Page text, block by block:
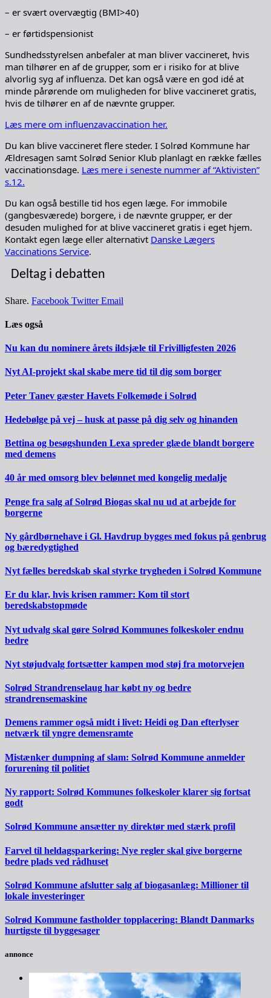
– er svært overvægtig (BMI>40)
– er førtidspensionist
Sundhedsstyrelsen anbefaler at man bliver vaccineret, hvis
man tilhører en af de grupper, som er i risiko for at blive
alvorlig syg af influenza. Det kan også være en god idé at
minde pårørende om muligheden for blive vaccineret gratis,
hvis de tilhører en af de nævnte grupper.
Læs mere om influenzavaccination her.
Du kan blive vaccineret flere steder. I Solrød Kommune har
Ældresagen samt Solrød Senior Klub planlagt en række fælles
vaccinationsdage. Læs mere i seneste nummer af “Aktivisten”
s.12.
Du kan også bestille tid hos egen læge. For immobile
(gangbesværede) borgere, i de nævnte grupper, er der
desuden mulighed for at blive vaccineret gratis i eget hjem.
Kontakt egen læge eller alternativt Danske Lægers
Vaccinations Service.
Deltag i debatten
Share. Facebook Twitter Email
Læs også
Nu kan du nominere årets ildsjæle til Frivilligfesten 2026
Nyt AI-projekt skal skabe mere tid til dig som borger
Peter Tanev gæster Havets Folkemøde i Solrød
Hedebølge på vej – husk at passe på dig selv og hinanden
Bettina og besøgshunden Lexa spreder glæde blandt borgere
med demens
40 år med omsorg blev belønnet med kongelig medalje
Penge fra salg af Solrød Biogas skal nu ud at arbejde for
borgerne
Ny gårdbørnehave i Gl. Havdrup bygges med fokus på genbrug
og bæredygtighed
Nyt fælles beredskab skal styrke trygheden i Solrød Kommune
Er du klar, hvis krisen rammer: Kom til stort
beredskabstopmøde
Nyt udvalg skal gøre Solrød Kommunes folkeskoler endnu
bedre
Nyt støjudvalg fortsætter kampen mod støj fra motorvejen
Solrød Strandrenselaug har købt ny og bedre
strandrensemaskine
Demens rammer også midt i livet: Heidi og Dan efterlyser
netværk til yngre demensramte
Mistænker dumpning af slam: Solrød Kommune anmelder
forurening til politiet
Ny rapport: Solrød Kommunes folkeskoler klarer sig fortsat
godt
Solrød Kommune ansætter ny direktør med stærk profil
Farvel til heldagsparkering: Nye regler skal give borgerne
bedre plads ved rådhuset
Solrød Kommune afslutter salg af biogasanlæg: Millioner til
lokale investeringer
Solrød Kommune fastholder topplacering: Blandt Danmarks
hurtigste til byggesager
annonce